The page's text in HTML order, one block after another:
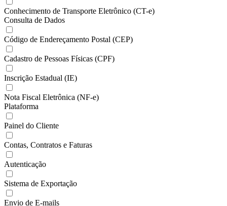
Conhecimento de Transporte Eletrônico (CT-e)
Consulta de Dados
Código de Endereçamento Postal (CEP)
Cadastro de Pessoas Físicas (CPF)
Inscrição Estadual (IE)
Nota Fiscal Eletrônica (NF-e)
Plataforma
Painel do Cliente
Contas, Contratos e Faturas
Autenticação
Sistema de Exportação
Envio de E-mails